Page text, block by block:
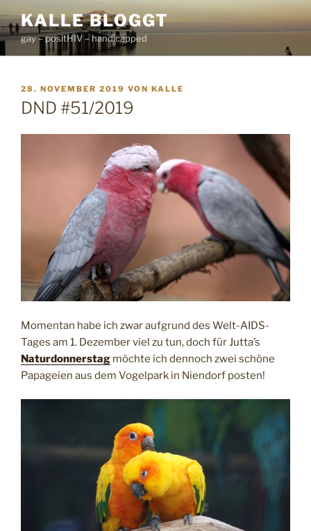
Inhalt
springen
KALLE BLOGGT
gay – positHIV – handicapped
VERÖFFENTLICHT
AM
28. NOVEMBER 2019 VON KALLE
DND #51/2019
Momentan habe ich zwar aufgrund des Welt-AIDS-
Tages am 1. Dezember viel zu tun, doch für Jutta’s
Naturdonnerstag möchte ich dennoch zwei schöne
Papageien aus dem Vogelpark in Niendorf posten!